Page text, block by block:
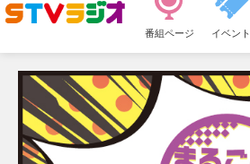
ュ
ー
番組ページ イベント